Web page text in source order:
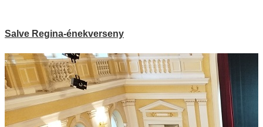
Salve Regina-énekverseny